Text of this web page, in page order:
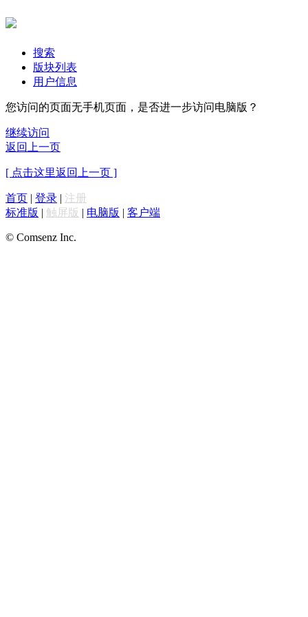
搜索
版块列表
用户信息
您访问的页面无手机页面，是否进一步访问电脑版？
继续访问
返回上一页
[ 点击这里返回上一页 ]
首页 | 登录 | 注册
标准版 | 触屏版 | 电脑版 | 客户端
© Comsenz Inc.